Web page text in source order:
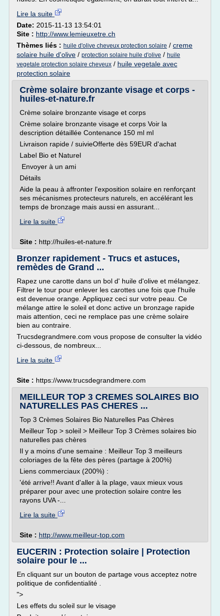
Lire la suite
Date: 2015-11-13 13:54:01
Site : http://www.lemieuxetre.ch
Thèmes liés : huile d'olive cheveux protection solaire / creme
solaire huile d'olive / protection solaire huile d'olive / huile
vegetale protection solaire cheveux / huile vegetale avec
protection solaire
Crème solaire bronzante visage et corps -
huiles-et-nature.fr
Crème solaire bronzante visage et corps
Crème solaire bronzante visage et corps Voir la
description détaillée Contenance 150 ml ml
Livraison rapide / suivieOfferte dès 59EUR d'achat
Label Bio et Naturel
Envoyer à un ami
Détails
Aide la peau à affronter l'exposition solaire en renforçant
ses mécanismes protecteurs naturels, en accélérant les
temps de bronzage mais aussi en assurant...
Lire la suite
Site : http://huiles-et-nature.fr
Bronzer rapidement - Trucs et astuces,
remèdes de Grand ...
Rapez une carotte dans un bol d' huile d'olive et mélangez.
Filtrer le tour pour enlever les carottes une fois que l'huile
est devenue orange. Appliquez ceci sur votre peau. Ce
mélange attire le soleil et donc active un bronzage rapide
mais attention, ceci ne remplace pas une crème solaire
bien au contraire.
Trucsdegrandmere.com vous propose de consulter la vidéo
ci-dessous, de nombreux...
Lire la suite
Site : https://www.trucsdegrandmere.com
MEILLEUR TOP 3 CREMES SOLAIRES BIO
NATURELLES PAS CHERES ...
Top 3 Crèmes Solaires Bio Naturelles Pas Chères
Meilleur Top > soleil > Meilleur Top 3 Crèmes solaires bio
naturelles pas chères
Il y a moins d'une semaine : Meilleur Top 3 meilleurs
coloriages de la fête des pères (partage à 200%)
Liens commerciaux (200%) :
'été arrive!! Avant d'aller à la plage, vaux mieux vous
préparer pour avec une protection solaire contre les
rayons UVA -...
Lire la suite
Site : http://www.meilleur-top.com
EUCERIN : Protection solaire | Protection
solaire pour le ...
En cliquant sur un bouton de partage vous acceptez notre
politique de confidentialité .
">
Les effets du soleil sur le visage